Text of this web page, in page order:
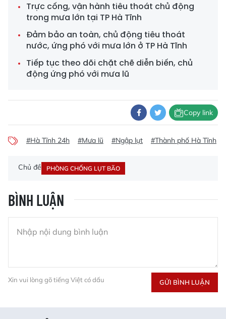
Trực cống, vận hành tiêu thoát chủ động
trong mưa lớn tại TP Hà Tĩnh
Đảm bảo an toàn, chủ động tiêu thoát
nước, ứng phó với mưa lớn ở TP Hà Tĩnh
Tiếp tục theo dõi chặt chẽ diễn biến, chủ
động ứng phó với mưa lũ
Copy link
#Hà Tĩnh 24h #Mưa lũ #Ngập lụt #Thành phố Hà Tĩnh
Chủ đề PHÒNG CHỐNG LỤT BÃO
BÌNH LUẬN
Xin vui lòng gõ tiếng Việt có dấu GỬI BÌNH LUẬN